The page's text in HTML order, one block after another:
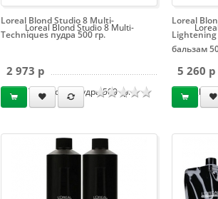
Loreal Blond Studio 8 Multi-
Techniques пудра 500 гр.
Loreal Blond Studio 8 Multi-
Techniques пудра 500 гр.
2 973 p
Loreal
бальзам
5 260 p